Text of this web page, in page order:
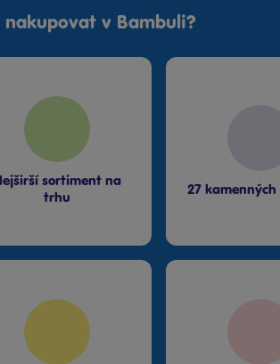
nakupovat v Bambuli?
sortiment na
trhu
27 kamenných